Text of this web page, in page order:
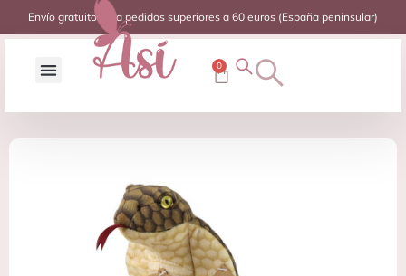
Envío gratuito para pedidos superiores a 60 euros (España peninsular)
0